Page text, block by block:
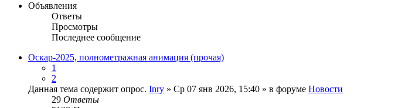
Объявления
Ответы
Просмотры
Последнее сообщение
Оскар-2025, полнометражная анимация (прочая)
1
2
Данная тема содержит опрос. Inry » Ср 07 янв 2026, 15:40 » в форуме Новости
29 Ответы